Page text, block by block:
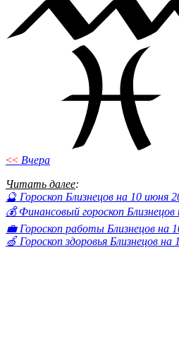
<< Вчера
Читать далее:
🔮 Гороскоп Близнецов на 10 июня
💰 Финансовый гороскоп
💼 Гороскоп работы Близнецов на
🍏 Гороскоп здоровья Близнецов на